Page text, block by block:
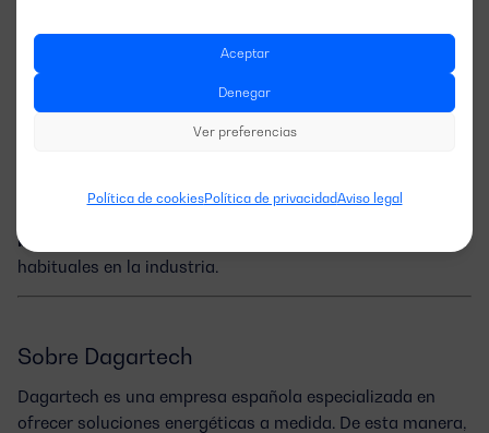
Aceptar
Denegar
Ver preferencias
Política de cookiesPolítica de privacidadAviso legal
Sistemas de regulación y
bobinado auxiliar
habituales en la industria.
Sobre Dagartech
Dagartech es una empresa española especializada en
ofrecer soluciones energéticas a medida. De esta manera,